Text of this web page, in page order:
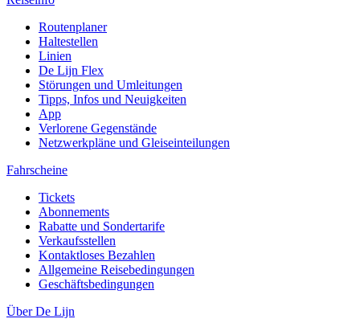
Routenplaner
Haltestellen
Linien
De Lijn Flex
Störungen und Umleitungen
Tipps, Infos und Neuigkeiten
App
Verlorene Gegenstände
Netzwerkpläne und Gleiseinteilungen
Fahrscheine
Tickets
Abonnements
Rabatte und Sondertarife
Verkaufsstellen
Kontaktloses Bezahlen
Allgemeine Reisebedingungen
Geschäftsbedingungen
Über De Lijn